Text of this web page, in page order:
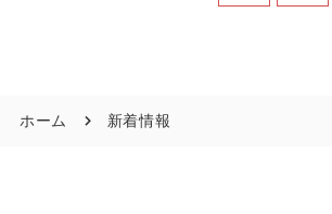
ホーム 新着情報